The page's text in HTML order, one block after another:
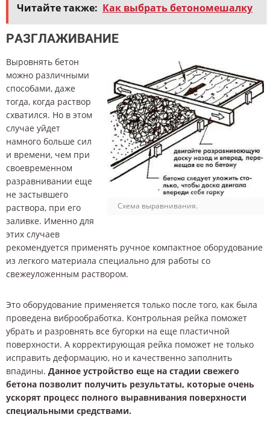
Читайте также: Как выбрать бетономешалку
РАЗГЛАЖИВАНИЕ
Схема выравнивания.
Выровнять бетон
можно различными
способами, даже
тогда, когда раствор
схватился. Но в этом
случае уйдет
намного больше сил
и времени, чем при
своевременном
разравнивании еще
не застывшего
раствора, при его
заливке. Именно для
этих случаев
рекомендуется применять ручное компактное оборудование
из легкого материала специально для работы со
свежеуложенным раствором.
Это оборудование применяется только после того, как была
проведена виброобработка. Контрольная рейка поможет
убрать и разровнять все бугорки на еще пластичной
поверхности. А корректирующая рейка поможет не только
исправить деформацию, но и качественно заполнить
впадины. Данное устройство еще на стадии свежего
бетона позволит получить результаты, которые очень
ускорят процесс полного выравнивания поверхности
специальными средствами.